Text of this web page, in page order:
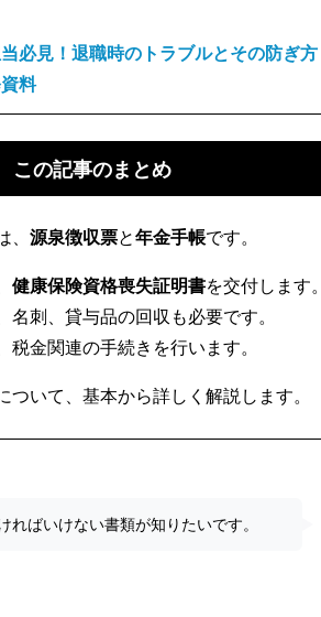
必見！退職時のトラブルとその防ぎ方
料
この記事のまとめ
、 源泉徴収票と年金手帳です。
健康保険資格喪失証明書を交付します。
名刺、貸与品の回収も必要です。
税金関連の手続きを行います。
ついて、基本から詳しく解説します。
ばいけない書類が知りたいです。